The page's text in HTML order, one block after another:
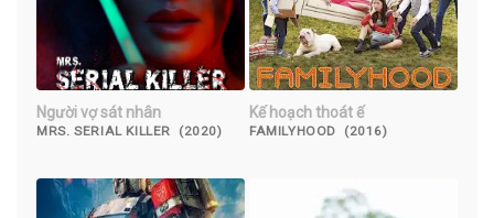
Người vợ sát nhân
MRS. SERIAL KILLER (2020)
Kế hoạch thoát ế
FAMILYHOOD (2016)